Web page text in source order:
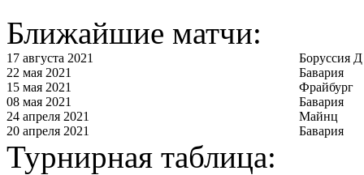
Ближайшие матчи:
17 августа 2021
Боруссия Д
22 мая 2021
Бавария
15 мая 2021
Фрайбург
08 мая 2021
Бавария
24 апреля 2021
Майнц
20 апреля 2021
Бавария
Турнирная таблица: